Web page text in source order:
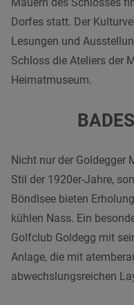
Dorfes statt. Der
Lesungen und
Schloss die Ateliers der
Heimatmuseum.
Nicht nur der Goldegger
Stil der 1920er-Jahre,
Böndlsee bieten
kühlen Nass. Ein
Golfclub Goldegg mit
Anlage, die mit
abwechslungsreichen